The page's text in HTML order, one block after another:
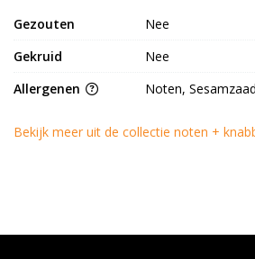
Gezouten
Nee
Gekruid
Nee
Allergenen
Noten,
Bekijk meer uit de collectie noten +